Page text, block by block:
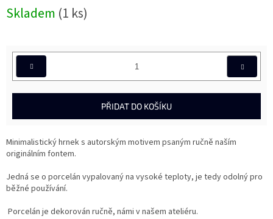
cena:
Skladem (1 ks)
PŘIDAT DO KOŠÍKU
Minimalistický hrnek s autorským motivem psaným ručně naším
originálním fontem.
Jedná se o porcelán vypalovaný na vysoké teploty, je tedy odolný pro
běžné používání.
Porcelán je dekorován ručně, námi v našem ateliéru.